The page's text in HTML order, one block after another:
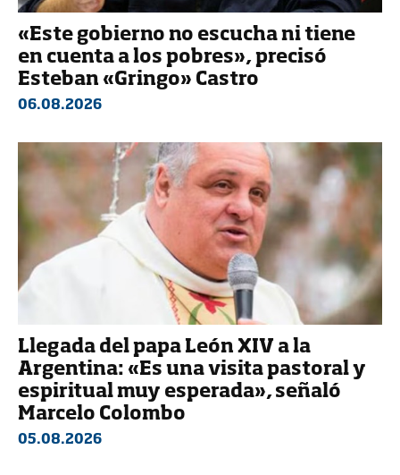
«Este gobierno no escucha ni tiene
en cuenta a los pobres», precisó
Esteban «Gringo» Castro
06.08.2026
Llegada del papa León XIV a la
Argentina: «Es una visita pastoral y
espiritual muy esperada», señaló
Marcelo Colombo
05.08.2026